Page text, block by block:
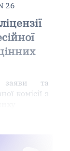
26
заяви та
комісії з